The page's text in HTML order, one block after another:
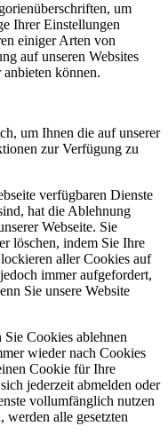
um
Ihrer Einstellungen
einiger Arten von
auf unseren Websites
können.
um Ihnen die auf unserer
zur Verfügung zu
verfügbaren Dienste
hat die Ablehnung
Webseite. Sie
löschen, indem Sie Ihre
aller Cookies auf
immer aufgefordert,
Sie unsere Website
Cookies ablehnen
wieder nach Cookies
Cookie für Ihre
jederzeit abmelden oder
vollumfänglich nutzen
werden alle gesetzten